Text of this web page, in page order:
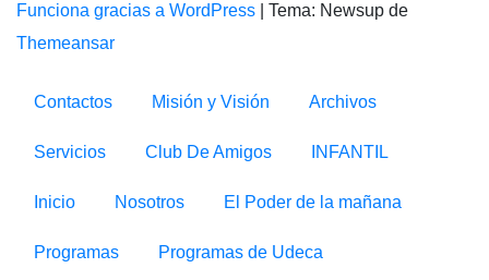
Funciona gracias a WordPress
Tema: Newsup de
Themeansar
Contactos Misión y Visión Archivos
Servicios Club De Amigos INFANTIL
Inicio Nosotros El Poder de la mañana
Programas Programas de Udeca